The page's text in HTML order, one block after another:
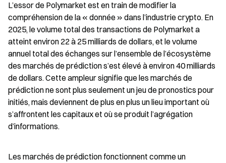
L’essor de Polymarket est en train de modifier la
compréhension de la « donnée » dans l’industrie crypto. En
2025, le volume total des transactions de Polymarket a
atteint environ 22 à 25 milliards de dollars, et le volume
annuel total des échanges sur l’ensemble de l’écosystème
des marchés de prédiction s’est élevé à environ 40 milliards
de dollars. Cette ampleur signifie que les marchés de
prédiction ne sont plus seulement un jeu de pronostics pour
initiés, mais deviennent de plus en plus un lieu important où
s’affrontent les capitaux et où se produit l’agrégation
d’informations.
Les marchés de prédiction fonctionnent comme un